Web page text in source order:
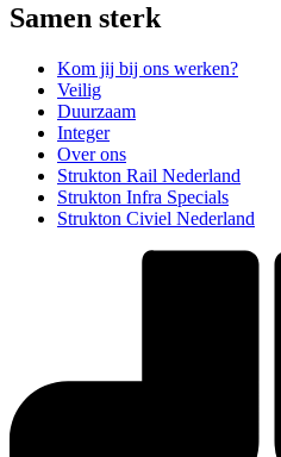
Samen sterk
Kom jij bij ons werken?
Veilig
Duurzaam
Integer
Over ons
Strukton Rail Nederland
Strukton Infra Specials
Strukton Civiel Nederland